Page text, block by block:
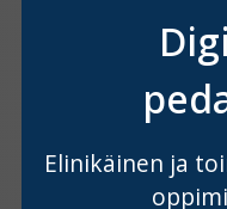
Elinikäinen ja